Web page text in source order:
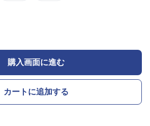
購入画面に進む
カートに追加する